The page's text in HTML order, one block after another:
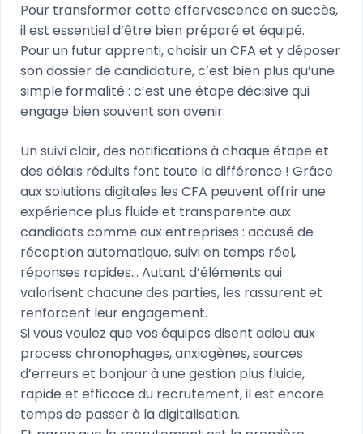
Pour transformer cette effervescence en succès,
il est essentiel d’être bien préparé et équipé.
Pour un futur apprenti, choisir un CFA et y déposer
son dossier de candidature, c’est bien plus qu’une
simple formalité : c’est une étape décisive qui
engage bien souvent son avenir.
Un suivi clair, des notifications à chaque étape et
des délais réduits font toute la différence ! Grâce
aux solutions digitales les CFA peuvent offrir une
expérience plus fluide et transparente aux
candidats comme aux entreprises : accusé de
réception automatique, suivi en temps réel,
réponses rapides… Autant d’éléments qui
valorisent chacune des parties, les rassurent et
renforcent leur engagement.
Si vous voulez que vos équipes disent adieu aux
process chronophages, anxiogènes, sources
d’erreurs et bonjour à une gestion plus fluide,
rapide et efficace du recrutement, il est encore
temps de passer à la digitalisation.